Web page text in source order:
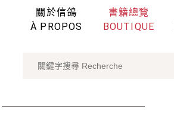
關於信鴿
À PROPOS
書籍總覽
BOUTIQUE